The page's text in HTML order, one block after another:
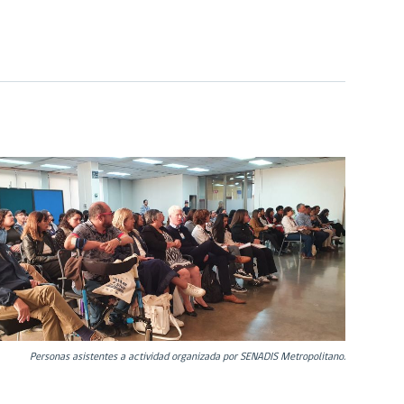
Personas asistentes a actividad organizada por SENADIS Metropolitano.